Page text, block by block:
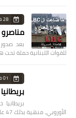
28 فبراير 2019
بعد
للقوات اللبنانية حملة تحت
01 فبراير 2020
الأوروبي، منهية بذلك 47 عاما من الزواج الصاخب بين لند…